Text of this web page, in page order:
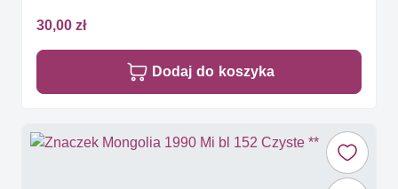
30,00 zł
Dodaj do koszyka